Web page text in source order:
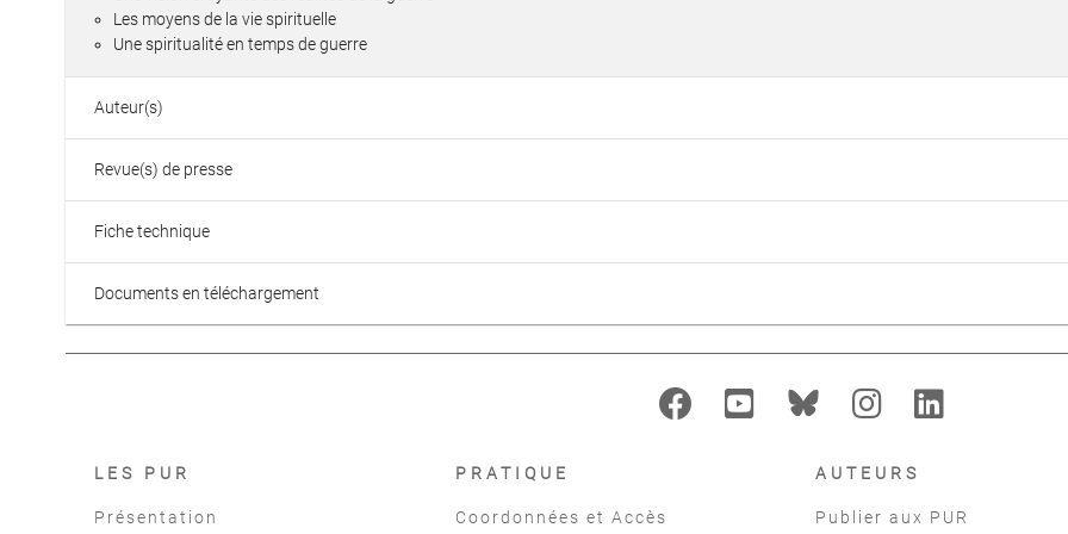
Les moyens de la vie spirituelle
Une spiritualité en temps de guerre
Auteur(s)
Revue(s) de presse
Fiche technique
Documents en téléchargement
LES PUR
Présentation
PRATIQUE
Coordonnées et Accès
AUTEURS
Publier aux PUR